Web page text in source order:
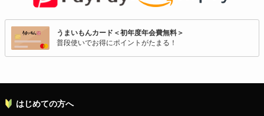
うまいもんカード＜初年度年会費無料＞
普段使いでお得にポイントがたまる！
はじめての方へ